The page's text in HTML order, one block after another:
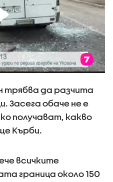
трябва да разчита
Засега обаче не е
получават, какво
Кърби.
всичките
граница около 150